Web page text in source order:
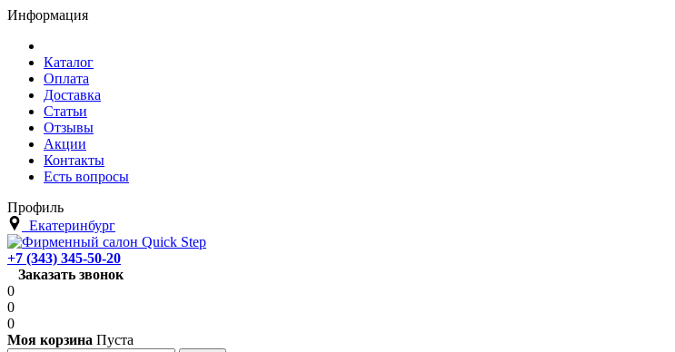
Информация
Каталог
Оплата
Доставка
Статьи
Отзывы
Акции
Контакты
Есть вопросы
Профиль
Екатеринбург
+7 (343) 345-50-20
Заказать звонок
0
0
0
Моя корзина Пуста